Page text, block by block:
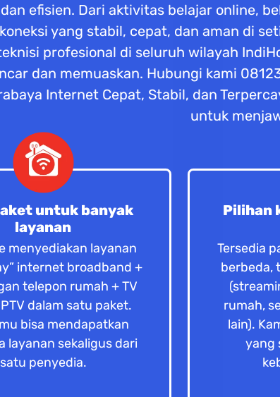
efisien. Dari aktivitas belajar online,
yang stabil, cepat, dan aman di
profesional di seluruh wilayah
dan memuaskan. Hubungi kami
Internet Cepat, Stabil, dan
untuk
untuk banyak
layanan
menyediakan layanan
internet broadband +
telepon rumah + TV
dalam satu paket.
bisa mendapatkan
layanan sekaligus dari
satu penyedia.
Pilihan
Tersedia
berbeda,
rumah,
lain).
yang